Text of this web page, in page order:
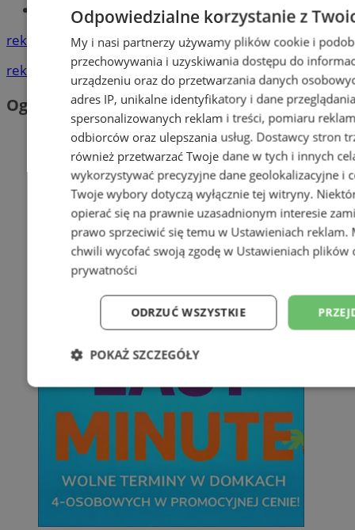
Tworzenie stron www - Orzesze
reklama
reklama
Ogłoszenia
Odpowiedzialne korzystanie z
My i nasi partnerzy używamy plików cookie i
przechowywania i uzyskiwania dostępu do
urządzeniu oraz do przetwarzania danych
adres IP, unikalne identyfikatory i dane
spersonalizowanych reklam i treści, pomiaru
odbiorców oraz ulepszania usług. Dostawcy stron
również przetwarzać Twoje dane w tych i innych
wykorzystywać precyzyjne dane geolokalizacyjne i
Twoje wybory dotyczą wyłącznie tej witryny.
opierać się na prawnie uzasadnionym interesie
prawo sprzeciwić się temu w Ustawieniach reklam.
chwili wycofać swoją zgodę w Ustawieniach plików
prywatności
ODRZUĆ WSZYSTKIE
POKAŻ SZCZEGÓŁY
Niezbędne Wydajność
Niesklasyfikowane